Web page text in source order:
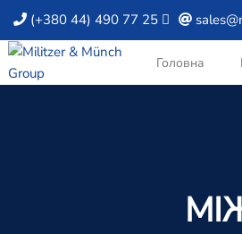
(+380 44) 490 77 25
Головна